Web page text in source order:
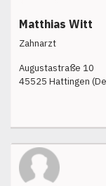
Matthias Witt
Zahnarzt
Augustastraße 10
45525 Hattingen